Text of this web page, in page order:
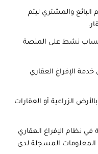
والمشتري ليتم
حساب نشط على المنصة
الإفراغ العقاري
الزراعية أو العقارات
في نظام الإفراغ العقاري
المعلومات المسجلة لدى